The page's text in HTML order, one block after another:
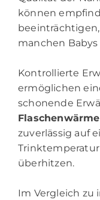
können
manchen
Kontrollierte
ermöglichen
schonende
zuverlässig auf
überhitzen.
Im Vergleich zu